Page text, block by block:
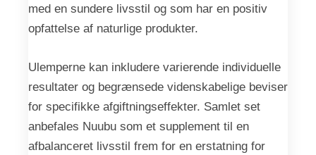
med en sundere livsstil og som har en positiv
opfattelse af naturlige produkter.
Ulemperne kan inkludere varierende individuelle
resultater og begrænsede videnskabelige beviser
for specifikke afgiftningseffekter. Samlet set
anbefales Nuubu som et supplement til en
afbalanceret livsstil frem for en erstatning for